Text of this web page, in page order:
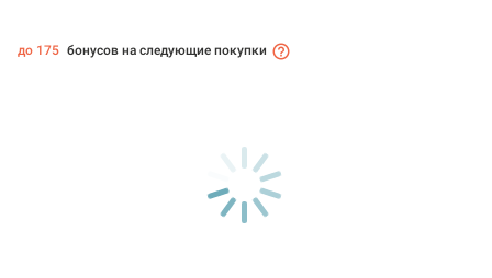
до 175 бонусов на следующие покупки